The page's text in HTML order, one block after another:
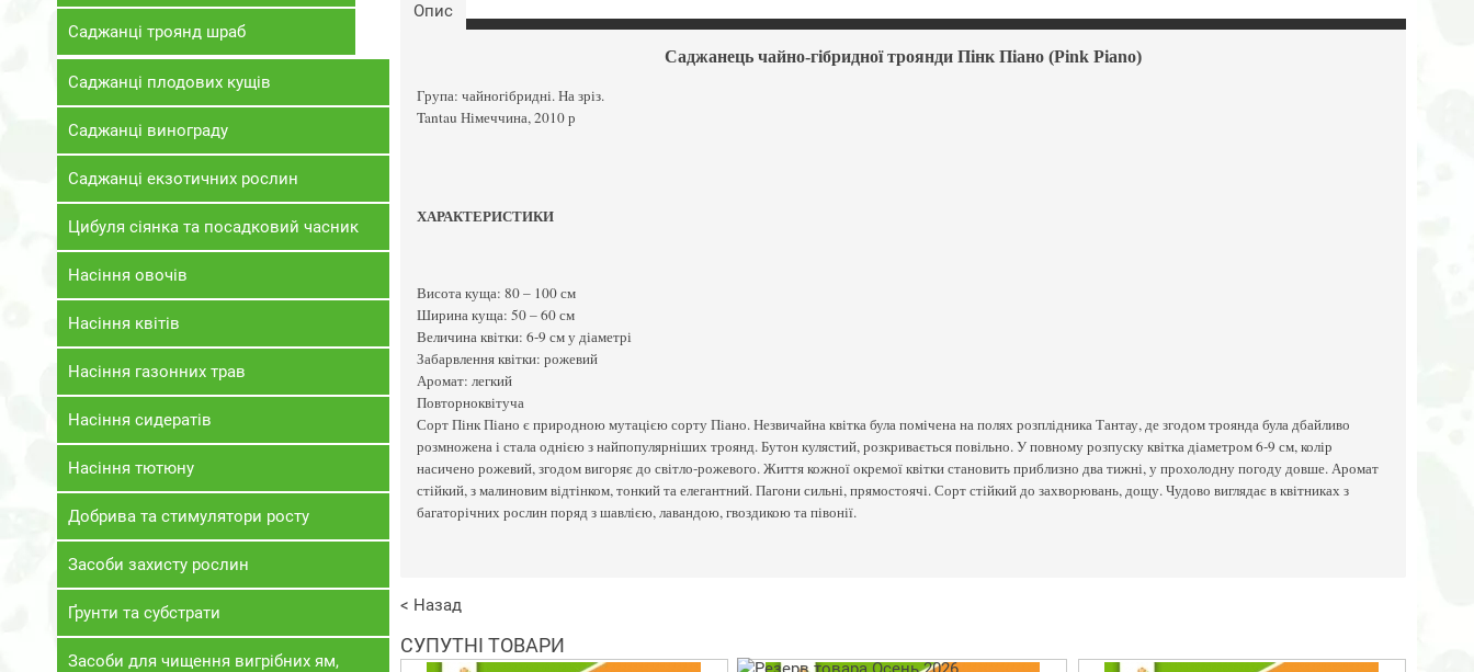
Саджанці троянд шраб
Саджанці плодових кущів
Саджанці винограду
Саджанці екзотичних рослин
Цибуля сіянка та посадковий часник
Насіння овочів
Насіння квітів
Насіння газонних трав
Насіння сидератів
Насіння тютюну
Добрива та стимулятори росту
Засоби захисту рослин
Ґрунти та субстрати
Засоби для чищення вигрібних ям,
Опис
Саджанець чайно-гібридної троянди Пінк Піано (Pink Piano)
Група: чайногібридні. На зріз.
Tantau Німеччина, 2010 р
ХАРАКТЕРИСТИКИ
Висота куща: 80 – 100 см
Ширина куща: 50 – 60 см
Величина квітки: 6-9 см у діаметрі
Забарвлення квітки: рожевий
Аромат: легкий
Повторноквітуча
Сорт Пінк Піано є природною мутацією сорту Піано. Незвичайна квітка була помічена на полях розплідника Тантау, де згодом троянда була дбайливо
розмножена і стала однією з найпопулярніших троянд. Бутон кулястий, розкривається повільно. У повному розпуску квітка діаметром 6-9 см, колір
насичено рожевий, згодом вигоряє до світло-рожевого. Життя кожної окремої квітки становить приблизно два тижні, у прохолодну погоду довше. Аромат
стійкий, з малиновим відтінком, тонкий та елегантний. Пагони сильні, прямостоячі. Сорт стійкий до захворювань, дощу. Чудово виглядає в квітниках з
багаторічних рослин поряд з шавлією, лавандою, гвоздикою та півонії.
< Назад
СУПУТНІ ТОВАРИ